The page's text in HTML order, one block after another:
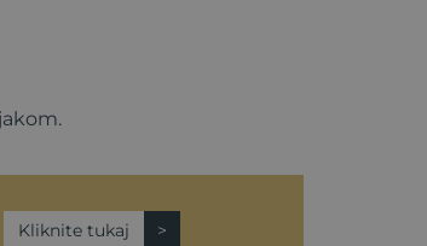
Kliknite tukaj